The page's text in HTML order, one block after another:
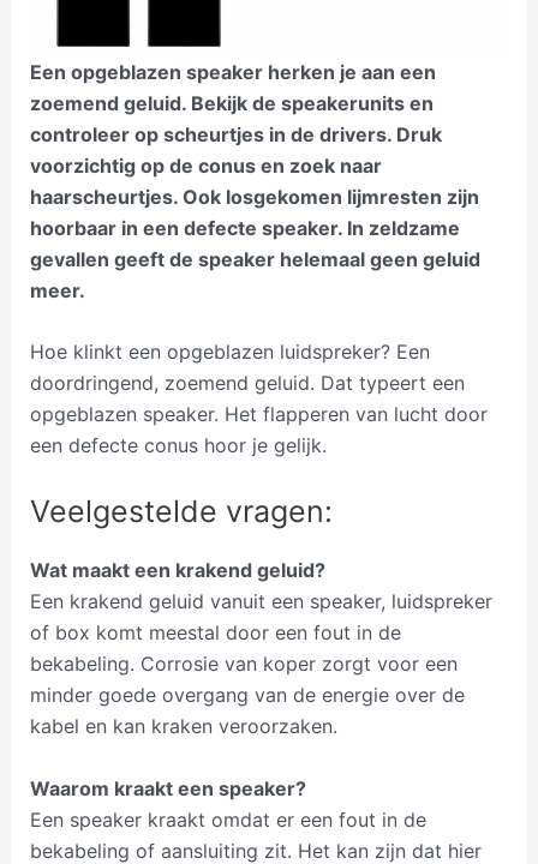
Een opgeblazen speaker herken je aan een
zoemend geluid. Bekijk de speakerunits en
controleer op scheurtjes in de drivers. Druk
voorzichtig op de conus en zoek naar
haarscheurtjes. Ook losgekomen lijmresten zijn
hoorbaar in een defecte speaker. In zeldzame
gevallen geeft de speaker helemaal geen geluid
meer.
Hoe klinkt een opgeblazen luidspreker? Een
doordringend, zoemend geluid. Dat typeert een
opgeblazen speaker. Het flapperen van lucht door
een defecte conus hoor je gelijk.
Veelgestelde vragen:
Wat maakt een krakend geluid?
Een krakend geluid vanuit een speaker, luidspreker
of box komt meestal door een fout in de
bekabeling. Corrosie van koper zorgt voor een
minder goede overgang van de energie over de
kabel en kan kraken veroorzaken.
Waarom kraakt een speaker?
Een speaker kraakt omdat er een fout in de
bekabeling of aansluiting zit. Het kan zijn dat hier